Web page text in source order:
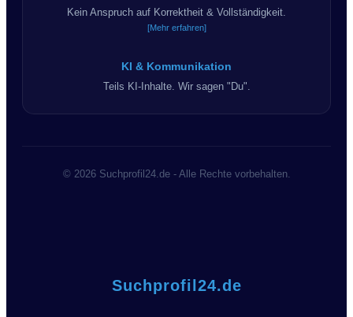
Kein Anspruch auf Korrektheit & Vollständigkeit.
[Mehr erfahren]
KI & Kommunikation
Teils KI-Inhalte. Wir sagen "Du".
© 2026 Suchprofil24.de - Alle Rechte vorbehalten.
Suchprofil24.de